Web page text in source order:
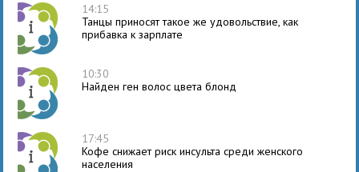
14:15
Танцы приносят такое же удовольствие, как
прибавка к зарплате
10:30
Найден ген волос цвета блонд
17:45
Кофе снижает риск инсульта среди женского
населения